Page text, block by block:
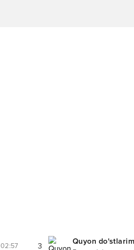
02:57 3 Quyon do'stlarim